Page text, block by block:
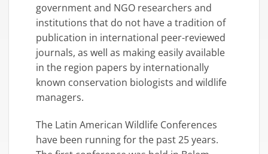
government and NGO researchers and
institutions that do not have a tradition of
publication in international peer-reviewed
journals, as well as making easily available
in the region papers by internationally
known conservation biologists and wildlife
managers.
The Latin American Wildlife Conferences
have been running for the past 25 years.